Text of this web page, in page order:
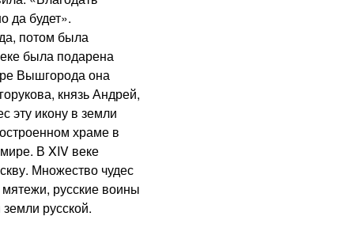
да будет».
потом была
была подарена
Вышгорода она
князь Андрей,
эту икону в земли
храме в
В XIV веке
Множество чудес
русские воины
русской.